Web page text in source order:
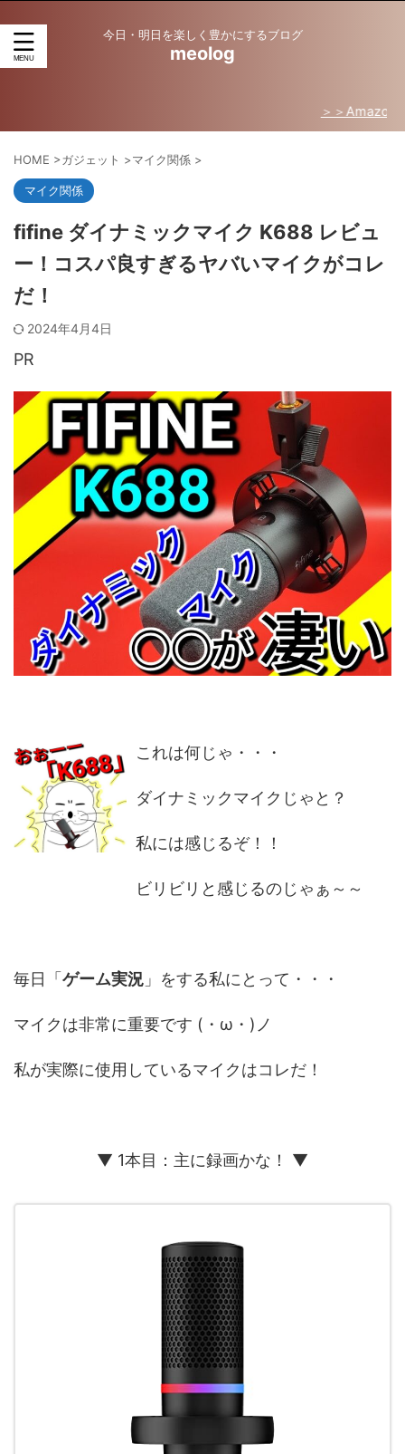
今日・明日を楽しく豊かにするブログ
meolog
＞＞Amazon売れ筋ラ
HOME >ガジェット >マイク関係 >
マイク関係
fifine ダイナミックマイク K688 レビュ
ー！コスパ良すぎるヤバいマイクがコレ
だ！
2024年4月4日
PR
これは何じゃ・・・
ダイナミックマイクじゃと？
私には感じるぞ！！
ビリビリと感じるのじゃぁ～～
毎日「ゲーム実況 」をする私にとって・・・
マイクは非常に重要です (・ω・)ノ
私が実際に使用しているマイクはコレだ！
▼ 1本目：主に録画かな！ ▼